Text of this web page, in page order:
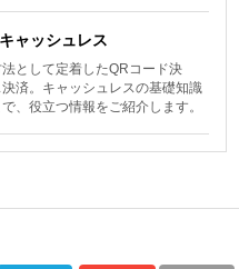
ャッシュレス
として定着したQRコード決
済。キャッシュレスの基礎知識
、役立つ情報をご紹介します。